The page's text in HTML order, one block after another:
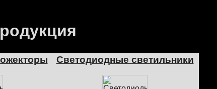
Светодиодные светильники